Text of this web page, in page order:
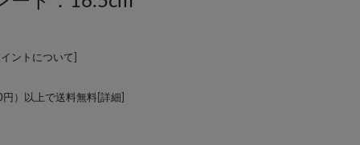
イントについて
）以上で送料無料[ 詳細